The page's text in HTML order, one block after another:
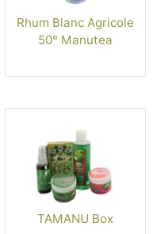
Rhum Blanc Agricole
50° Manutea
TAMANU Box